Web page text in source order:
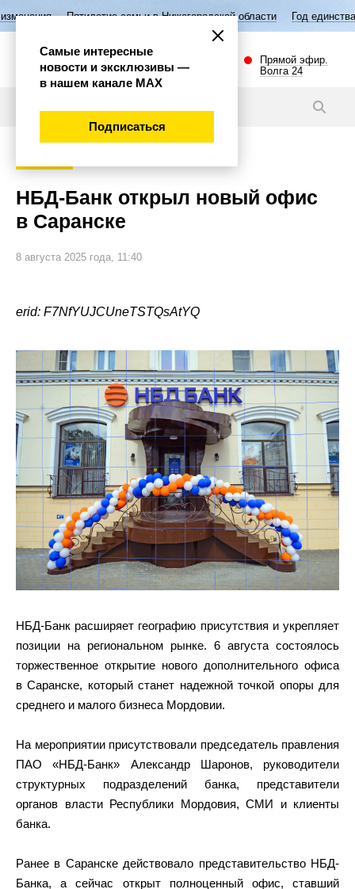
семьи в Нижегородской области Год единства народов России
Прямой эфир.
Волга 24
НБД-Банк открыл новый офис
в Саранске
8 августа 2025 года, 11:40
erid: F7NfYUJCUneTSTQsAtYQ
НБД-Банк расширяет географию присутствия и укрепляет
позиции на региональном рынке. 6 августа состоялось
торжественное открытие нового дополнительного офиса
в Саранске, который станет надежной точкой опоры для
среднего и малого бизнеса Мордовии.
На мероприятии присутствовали председатель правления
ПАО «НБД-Банк» Александр Шаронов, руководители
структурных подразделений банка, представители
органов власти Республики Мордовия, СМИ и клиенты
банка.
Ранее в Саранске действовало представительство НБД-
Банка, а сейчас открыт полноценный офис, ставший
Самые интересные
новости и эксклюзивы —
в нашем канале МАХ
Подписаться